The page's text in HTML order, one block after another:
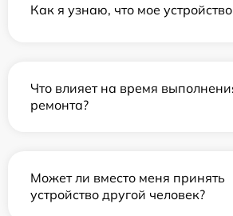
Как я узнаю, что мое устройство
Что влияет на время
ремонта?
Может ли вместо меня принять
устройство другой человек?